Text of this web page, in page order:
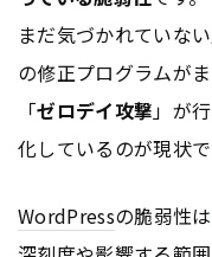
まだ気づかれていな
の修正プログラムが
「ゼロデイ攻撃」が
化しているのが現状で
WordPressの脆弱性は